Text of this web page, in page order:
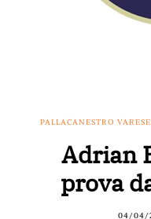
PALLACANESTRO VARESE
Adrian
prova
04/04/